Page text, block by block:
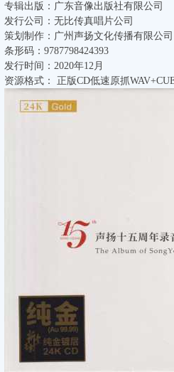
专辑出版：广东音像出版社有限公司
发行公司：无比传真唱片公司
策划制作：广州声扬文化传播有限公司
条形码：9787798424393
发行时间：2020年12月
资源格式： 正版CD低速原抓